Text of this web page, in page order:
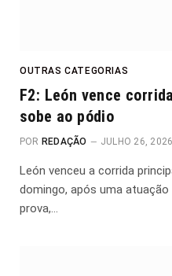
OUTRAS CATEGORIAS
F2: León vence
sobe ao pódio
POR REDAÇÃO JULHO 26, 2026
León venceu a corrida
domingo, após uma
prova,…